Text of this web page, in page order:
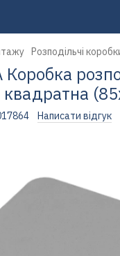
Розподільчі
Коробка
Написати відгук